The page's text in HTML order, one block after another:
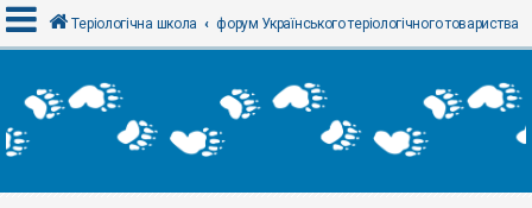
х
і
Теріологічна школа форум Українського теріологічного товариства